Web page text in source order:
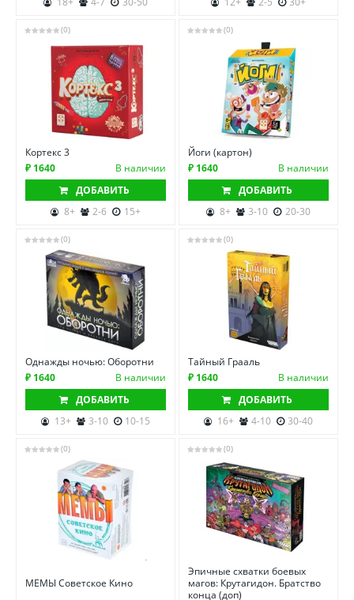
(0)
Кортекс 3
₽ 1640
В наличии
ДОБАВИТЬ
8+
2-6 15+
(0)
Йоги (картон)
₽ 1640
В наличии
ДОБАВИТЬ
8+
3-10 20-30
(0)
Однажды ночью: Оборотни
₽ 1640
В наличии
ДОБАВИТЬ
13+
3-10 10-15
(0)
Тайный Грааль
₽ 1640
В наличии
ДОБАВИТЬ
16+
4-10 30-40
(0)
МЕМЫ Советское Кино
(0)
Эпичные схватки боевых
магов: Крутагидон. Братство
конца (доп)